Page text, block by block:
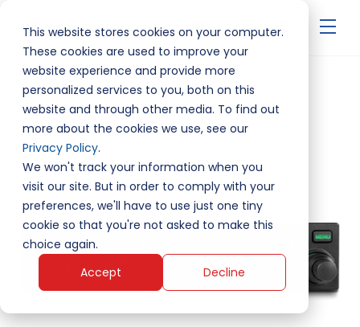
This website stores cookies on your computer.
These cookies are used to improve your
website experience and provide more
personalized services to you, both on this
website and through other media. To find out
more about the cookies we use, see our
Privacy Policy.
We won't track your information when you
visit our site. But in order to comply with your
preferences, we'll have to use just one tiny
cookie so that you're not asked to make this
choice again.
Accept
Decline